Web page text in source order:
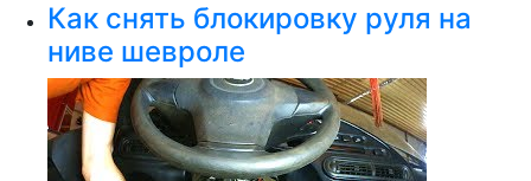
Как снять блокировку руля на
ниве шевроле